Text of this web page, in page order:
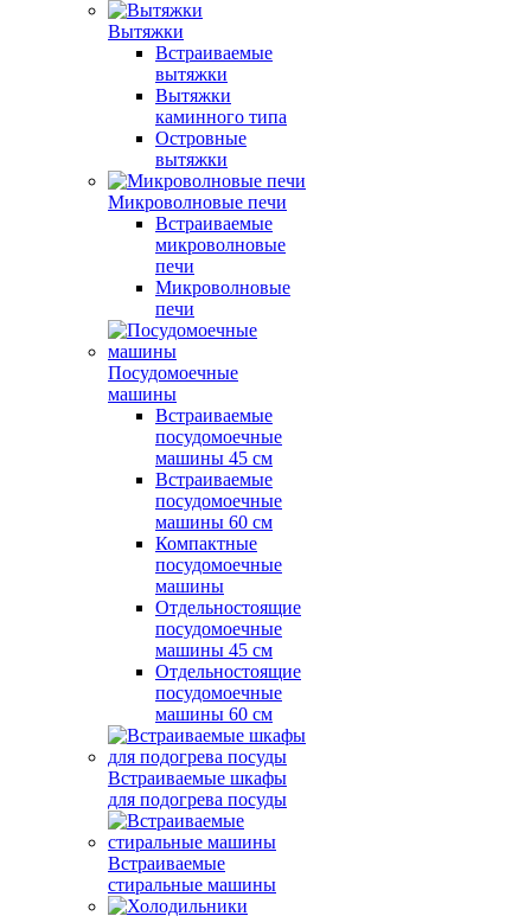
Вытяжки
Встраиваемые
вытяжки
Вытяжки
каминного типа
Островные
вытяжки
Микроволновые печи
Встраиваемые
микроволновые
печи
Микроволновые
печи
Посудомоечные
машины
Встраиваемые
посудомоечные
машины 45 см
Встраиваемые
посудомоечные
машины 60 см
Компактные
посудомоечные
машины
Отдельностоящие
посудомоечные
машины 45 см
Отдельностоящие
посудомоечные
машины 60 см
Встраиваемые шкафы
для подогрева посуды
Встраиваемые
стиральные машины